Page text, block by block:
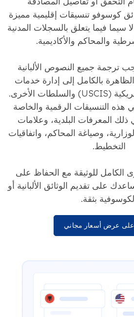
كوسوفو تنسيقات إقليمية مميزة
سيما فيما يتعلق بالسجلات المدنية
والمحاكم والأكاديمية.
ترجمة جميع النصوص الألبانية
بالكامل إلى إدارة خدمات
المواطنة والهجرة الأمريكية (USCIS) والسلطات الأخرى.
هذه التنسيقات الرقمية والخاصة
المعرفات البلدية، وعلامات
وصياغة المحاكم، واتفاقيات
التخطيط.
الكامل للوثيقة مع الحفاظ على
على تقديم الوثائق الألبانية أو
بثقة.
عرض أسعار مجاني